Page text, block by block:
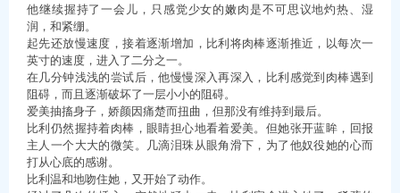
他继续握持了一会儿，只感觉少女的嫩肉是不可思议地灼热、湿
润，和紧绷。
起先还放慢速度，接着逐渐增加，比利将肉棒逐渐推近，以每次一
英寸的速度，进入了二分之一。
在几分钟浅浅的尝试后，他慢慢深入再深入，比利感觉到肉棒遇到
阻碍，而且逐渐破坏了一层小小的阻碍。
爱美抽搐身子，娇颜因痛楚而扭曲，但那没有维持到最后。
比利仍然握持着肉棒，眼睛担心地看着爱美。但她张开蓝眸，回报
主人一个大大的微笑。几滴泪珠从眼角滑下，为了他奴役她的心而
打从心底的感谢。
比利温和地吻住她，又开始了动作。